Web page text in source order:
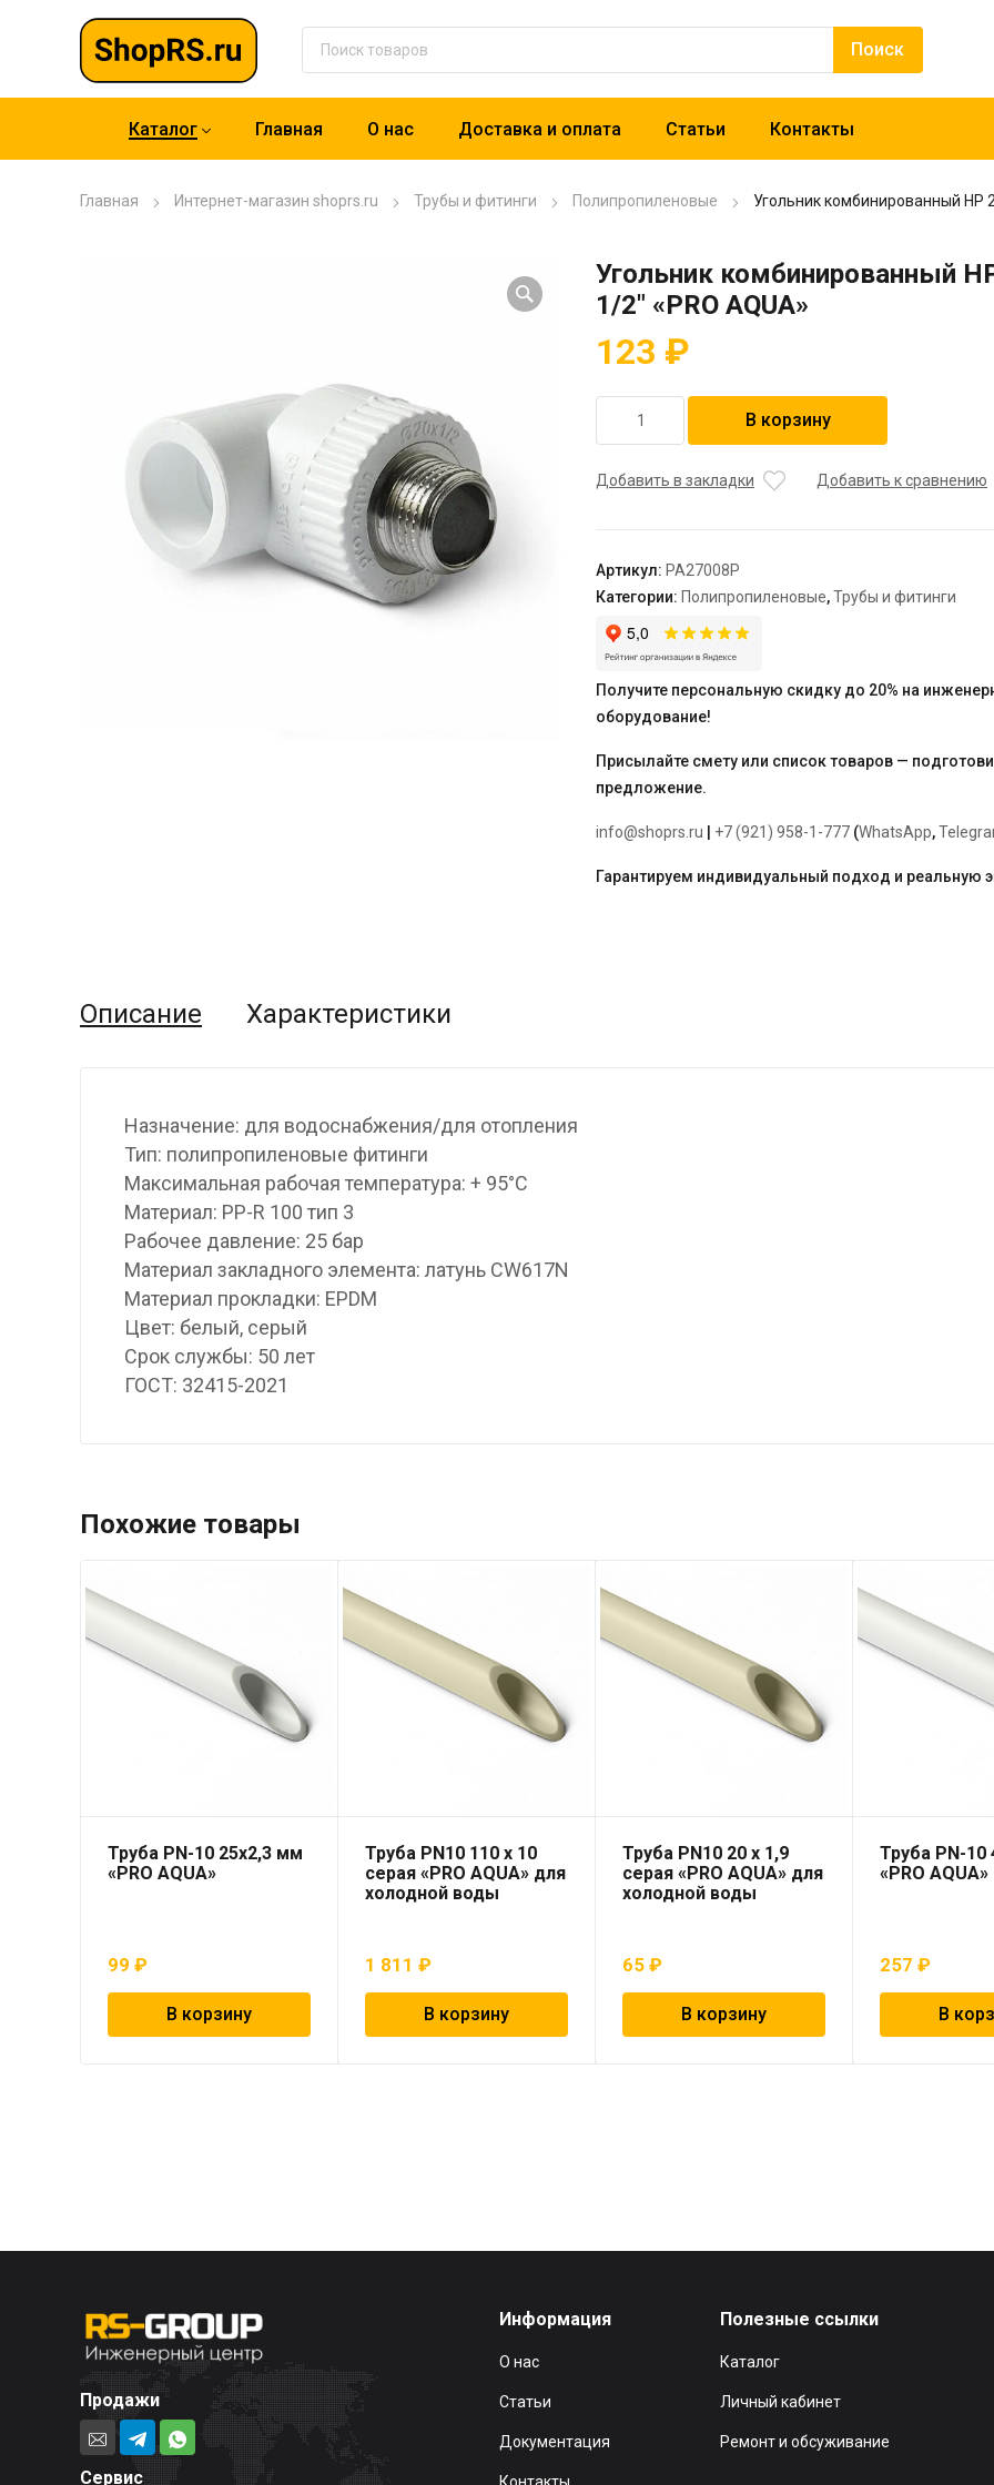
Каталог Главная О нас Доставка и оплата Статьи Контакты
Главная Интернет-магазин shoprs.ru Трубы и фитинги Полипропиленовые Угольник комбинированный HP
Угольник комбинированный
1/2″ «PRO AQUA»
123 ₽
товара
комбинированный
1/2"
"PRO
AQUA"
В корзину
Добавить в закладки Добавить к сравнению
Артикул: PA27008P
Категории: Полипропиленовые,Трубы и фитинги
Получите персональную скидку до 20% на
оборудование!
Присылайте смету или список товаров —
предложение.
info@shoprs.ru +7 (921) 958-1-777 (WhatsApp,
Гарантируем индивидуальный подход и реальную
Описание Характеристики
Назначение: для водоснабжения/для отопления
Тип: полипропиленовые фитинги
Максимальная рабочая температура: + 95°С
Материал: PP-R 100 тип 3
Рабочее давление: 25 бар
Материал закладного элемента: латунь CW617N
Материал прокладки: EPDM
Цвет: белый, серый
Срок службы: 50 лет
ГОСТ: 32415-2021
Похожие товары
Труба PN-10 25х2,3 мм
«PRO AQUA»
99 ₽
В корзину
Труба PN10 110 x 10
серая «PRO AQUA» для
холодной воды
1 811₽
В корзину
Труба PN10 20 x 1,9
серая «PRO AQUA» для
холодной воды
65₽
В корзину
Труба PN-10
«PRO AQUA»
257₽
В
Продажи
Сервис
Информация
О нас
Статьи
Документация
Полезные ссылки
Каталог
Личный кабинет
Ремонт и обсуживание